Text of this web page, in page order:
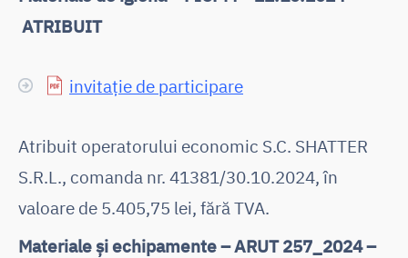
ATRIBUIT
invitație de participare
Atribuit operatorului economic S.C. SHATTER
S.R.L., comanda nr. 41381/30.10.2024, în
valoare de 5.405,75 lei, fără TVA.
Materiale și echipamente – ARUT 257_2024 –